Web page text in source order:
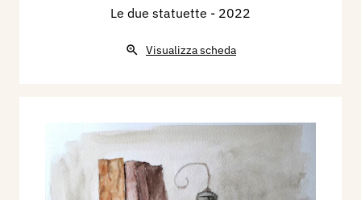
Le due statuette - 2022
Visualizza scheda